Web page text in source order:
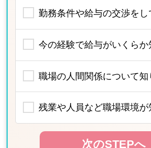
勤務条件や給与の交渉をし
今の経験で給与がいくらか
職場の人間関係について知
残業や人員など職場環境が